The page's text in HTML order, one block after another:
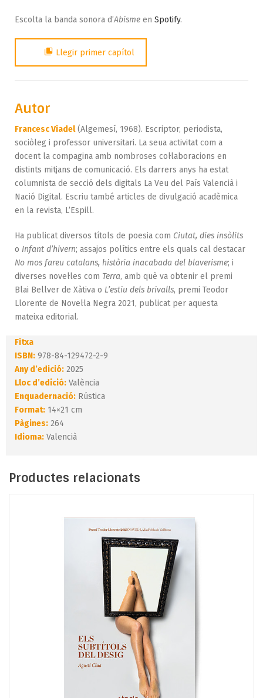
Escolta la banda sonora d’Abisme en Spotify.
Llegir primer capítol
Autor
Francesc Viadel(Algemesí, 1968). Escriptor, periodista,
sociòleg i professor universitari. La seua activitat com a
docent la compagina amb nombroses col·laboracions en
distints mitjans de comunicació. Els darrers anys ha estat
columnista de secció dels digitals La Veu del País Valencià i
Nació Digital. Escriu també articles de divulgació acadèmica
en la revista, L’Espill.
Ha publicat diversos títols de poesia com Ciutat, dies insòlits
o Infant d’hivern; assajos polítics entre els quals cal destacar
No mos fareu catalans, història inacabada del blaverisme; i
diverses novel·les com Terra, amb què va obtenir el premi
Blai Bellver de Xàtiva o L’estiu dels brivalls, premi Teodor
Llorente de Novel·la Negra 2021, publicat per aquesta
mateixa editorial.
Fitxa
ISBN: 978-84-129472-2-9
Any d’edició: 2025
Lloc d’edició: València
Enquadernació: Rústica
Format: 14×21 cm
Pàgines: 264
Idioma: Valencià
Productes relacionats